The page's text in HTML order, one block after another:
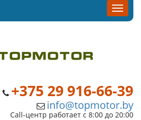
+375 29 916-66-39
info@topmotor.by
Call-центр работает с 8:00 до 20:00